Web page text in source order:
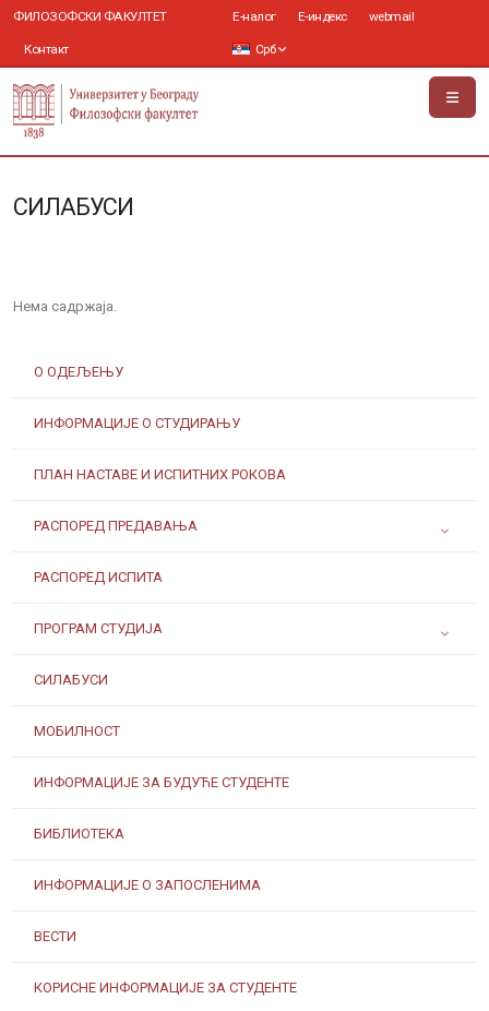
ФИЛОЗОФСКИ ФАКУЛТЕТ
Контакт
Е-налог Е-индекс webmail
Срб
СИЛАБУСИ
О ОДЕЉЕЊУ
ИНФОРМАЦИЈЕ О СТУДИРАЊУ
ПЛАН НАСТАВЕ И ИСПИТНИХ РОКОВА
РАСПОРЕД ПРЕДАВАЊА
РАСПОРЕД ИСПИТА
ПРОГРАМ СТУДИЈА
СИЛАБУСИ
МОБИЛНОСТ
ИНФОРМАЦИЈЕ ЗА БУДУЋЕ СТУДЕНТЕ
БИБЛИОТЕКА
ИНФОРМАЦИЈЕ О ЗАПОСЛЕНИМА
ВЕСТИ
КОРИСНЕ ИНФОРМАЦИЈЕ ЗА СТУДЕНТЕ
Нема садржаја.